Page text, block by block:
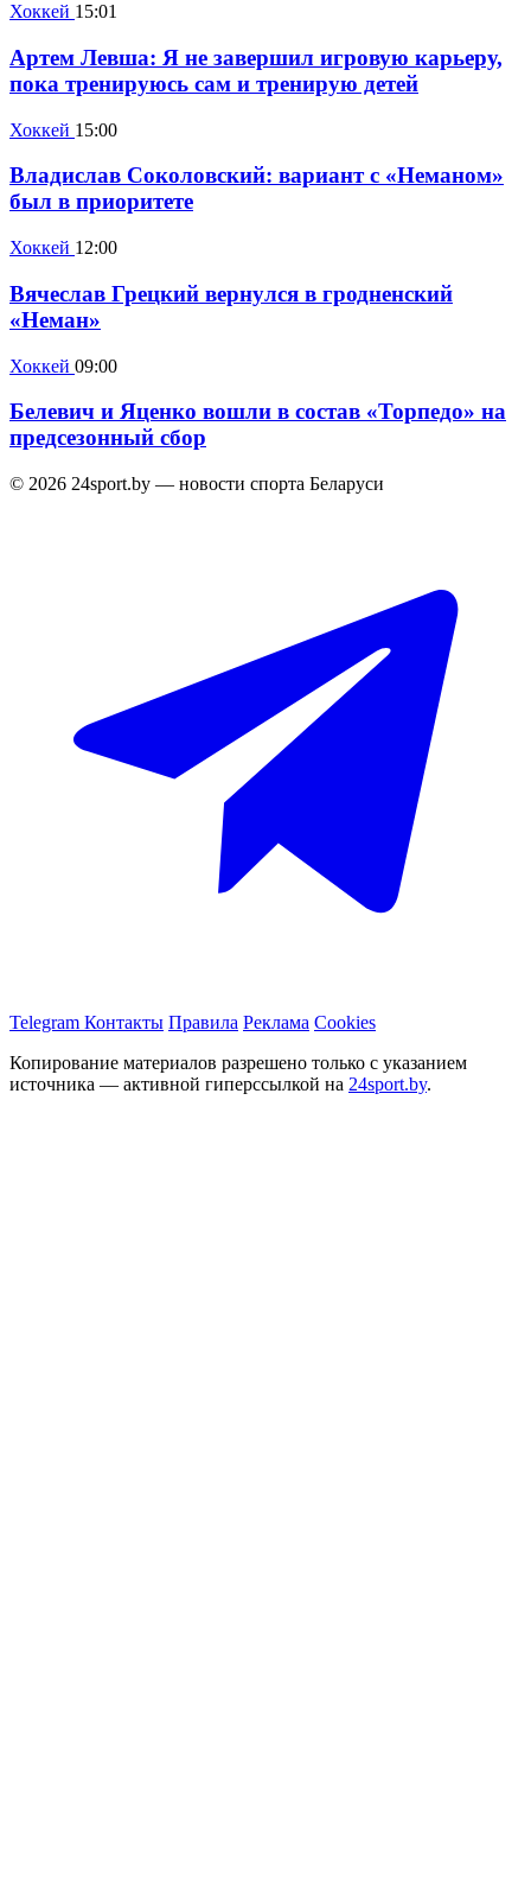
Хоккей 15:01
Артем Левша: Я не завершил игровую карьеру,
пока тренируюсь сам и тренирую детей
Хоккей 15:00
Владислав Соколовский: вариант с «Неманом»
был в приоритете
Хоккей 12:00
Вячеслав Грецкий вернулся в гродненский
«Неман»
Хоккей 09:00
Белевич и Яценко вошли в состав «Торпедо» на
предсезонный сбор
© 2026 24sport.by — новости спорта Беларуси
Telegram Контакты Правила Реклама Cookies
Копирование материалов разрешено только с указанием
источника — активной гиперссылкой на 24sport.by.